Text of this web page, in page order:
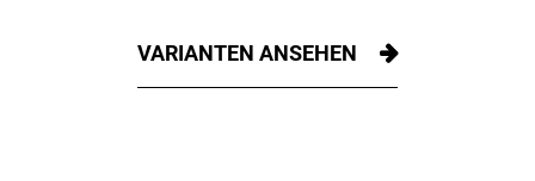
VARIANTEN ANSEHEN